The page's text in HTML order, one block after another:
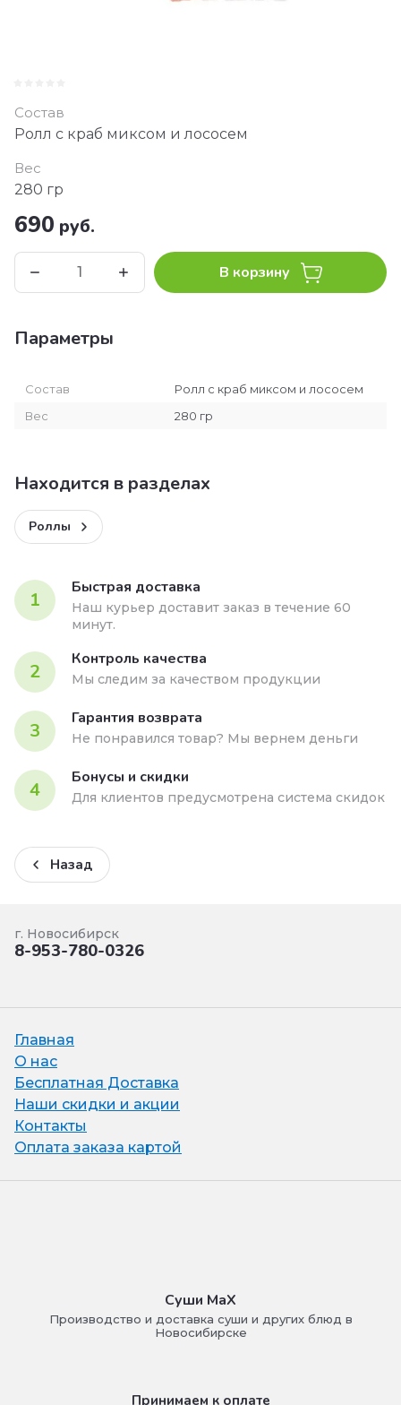
Состав
Ролл с краб миксом и лососем
Вес
280 гр
690 руб.
В корзину
Параметры
Состав
Ролл с краб миксом и лососем
Вес
280 гр
Находится в разделах
Роллы
1
Быстрая доставка
Наш курьер доставит заказ в течение 60
минут.
2
Контроль качества
Мы следим за качеством продукции
3
Гарантия возврата
Не понравился товар? Мы вернем деньги
4
Бонусы и скидки
Для клиентов предусмотрена система скидок
Назад
г. Новосибирск
8-953-780-0326
Главная
О нас
Бесплатная Доставка
Наши скидки и акции
Контакты
Оплата заказа картой
Суши МаХ
Производство и доставка суши и других блюд в
Новосибирске
Принимаем к оплате